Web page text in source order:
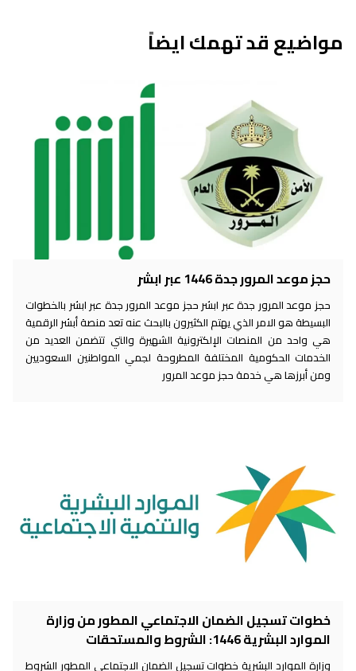
مواضيع قد تهمك ايضاً
حجز موعد المرور جدة 1446 عبر ابشر
حجز موعد المرور جدة عبر ابشر حجز موعد المرور جدة عبر ابشر بالخطوات
البسيطة هو الامر الذي يهتم الكثيرون بالبحث عنه تعد منصة أبشر الرقمية
هي واحد من المنصات الإلكترونية الشهيرة والتي تتضمن العديد من
الخدمات الحكومية المختلفة المطروحة لجمي المواطنين السعوديين
ومن أبرزها هي خدمة حجز موعد المرور
خطوات تسجيل الضمان الاجتماعي المطور من وزارة
الموارد البشرية 1446: الشروط والمستحقات
وزارة الموارد البشرية خطوات تسجيل الضمان الاجتماعي المطور الشروط